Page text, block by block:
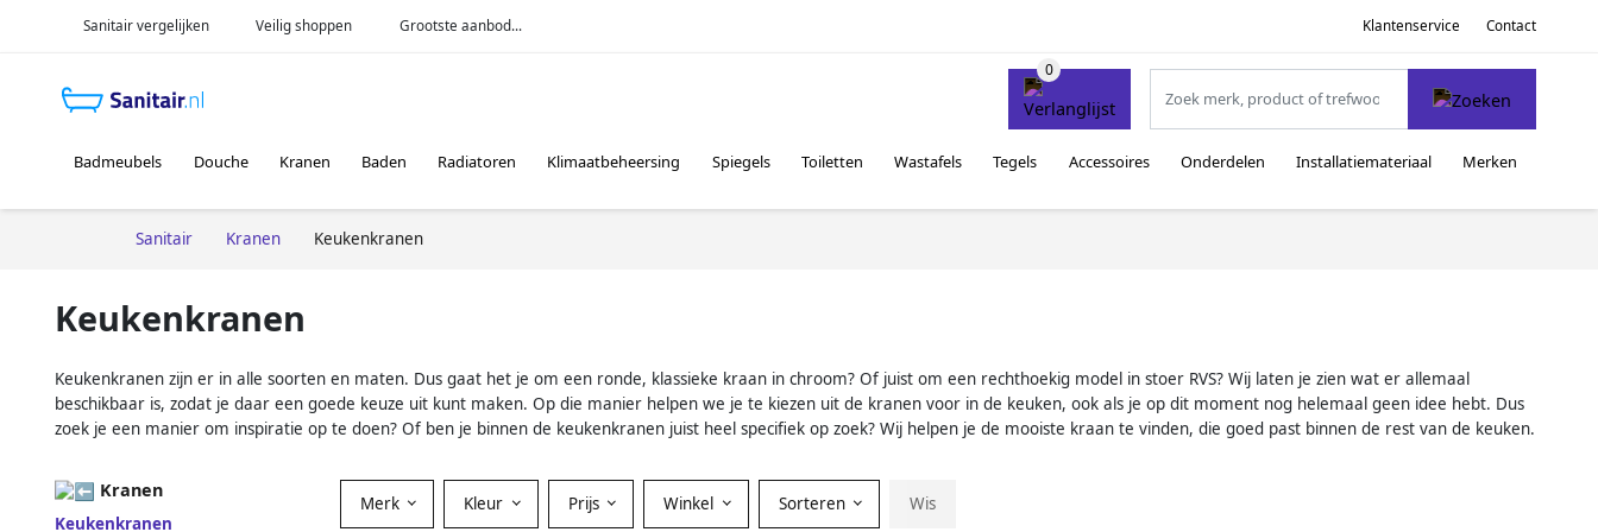
Sanitair vergelijken Veilig shoppen Grootste aanbod... Klantenservice Contact
Badmeubels Douche Kranen Baden Radiatoren Klimaatbeheersing Spiegels Toiletten Wastafels Tegels Accessoires Onderdelen Installatiemateriaal Merken
Sanitair Kranen Keukenkranen
Keukenkranen
Keukenkranen zijn er in alle soorten en maten. Dus gaat het je om een ronde, klassieke kraan in chroom? Of juist om een rechthoekig model in stoer RVS? Wij laten je zien wat er allemaal
beschikbaar is, zodat je daar een goede keuze uit kunt maken. Op die manier helpen we je te kiezen uit de kranen voor in de keuken, ook als je op dit moment nog helemaal geen idee hebt. Dus
zoek je een manier om inspiratie op te doen? Of ben je binnen de keukenkranen juist heel specifiek op zoek? Wij helpen je de mooiste kraan te vinden, die goed past binnen de rest van de keuken.
Kranen
Keukenkranen
Merk Kleur Prijs Winkel Sorteren Wis